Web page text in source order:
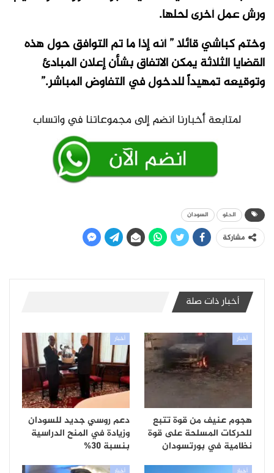
ورش عمل أخرى لحلها.
وختم كباشي قائلا ” أنه إذا ما تم التوافق حول هذه
القضايا الثلاثة يمكن الاتفاق بشأن إعلان المبادئ
وتوقيعه تمهيداً للدخول في التفاوض المباشر.”
الحلو السودان
مشاركة
أخبار ذات صلة
أخبار
هجوم عنيف من قوة تتبع
للحركات المسلحة على قوة
نظامية في بورتسودان
أخبار
دعم روسي جديد للسودان
وزيادة في المنح الدراسية
بنسبة 30%